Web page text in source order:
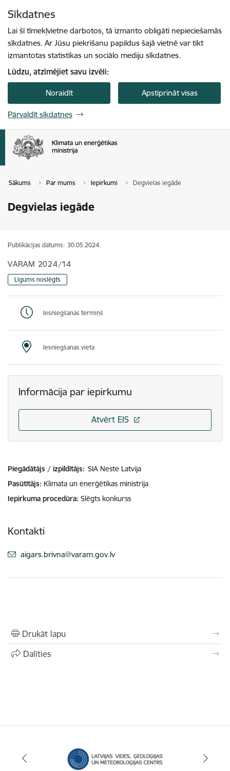
Sīkdatnes
Lai šī tīmekļvietne darbotos, tā izmanto obligāti nepieciešamās
sīkdatnes. Ar Jūsu piekrišanu papildus šajā vietnē var tikt
izmantotas statistikas un sociālo mediju sīkdatnes.
Lūdzu, atzīmējiet savu izvēli:
Noraidīt Apstiprināt visas
Pārvaldīt sīkdatnes
Sākums Par mums Iepirkumi Degvielas iegāde
Degvielas iegāde
Publikācijas datums: 30.05.2024.
VARAM 2024/14
Līgums noslēgts
Iesniegšanas termiņš
Iesniegšanas vieta
Informācija par iepirkumu
Atvērt EIS
Piegādātājs / izpildītājs: SIA Neste Latvija
Pasūtītājs Klimata un enerģētikas ministrija
Iepirkuma procedūra Slēgts konkurss
Kontakti
E-pasts:
aigars.brivna@varam.gov.lv
Drukāt lapu
Dalīties